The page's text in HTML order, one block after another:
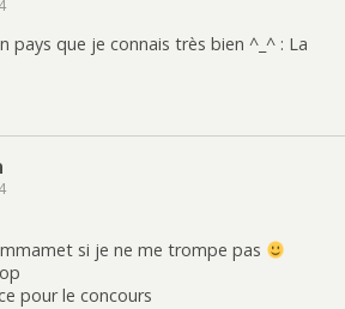
pays que je connais très bien ^_^ : La
si je ne me trompe pas
pour le concours